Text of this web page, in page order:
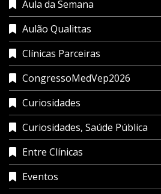
Aula da Semana
Aulão Qualittas
Clínicas Parceiras
CongressoMedVep2026
Curiosidades
Curiosidades, Saúde Pública
Entre Clínicas
Eventos